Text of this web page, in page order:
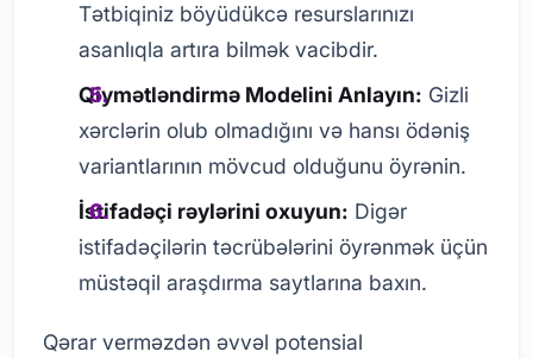
Tətbiqiniz böyüdükcə resurslarınızı
asanlıqla artıra bilmək vacibdir.
Qiymətləndirmə Modelini Anlayın: Gizli
xərclərin olub olmadığını və hansı ödəniş
variantlarının mövcud olduğunu öyrənin.
İstifadəçi rəylərini oxuyun: Digər
istifadəçilərin təcrübələrini öyrənmək üçün
müstəqil araşdırma saytlarına baxın.
Qərar verməzdən əvvəl potensial